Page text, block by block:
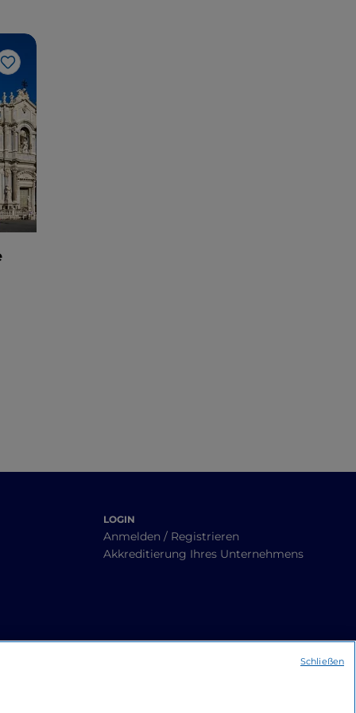
Like
LOGIN
Anmelden / Registrieren
Akkreditierung Ihres Unternehmens
Schließen